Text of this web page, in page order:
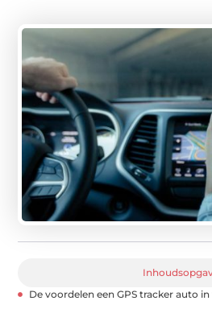
De voordelen een GPS tracker auto